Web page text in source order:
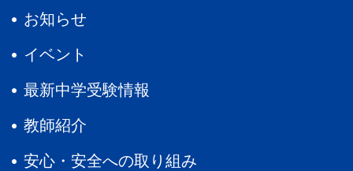
お知らせ
イベント
最新中学受験情報
教師紹介
安心・安全への取り組み